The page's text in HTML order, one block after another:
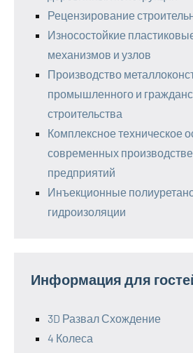
Рецензирование
Износостойкие
механизмов и узлов
Производство
промышленного и
строительства
Комплексное техническое
современных
предприятий
Инъекционные
гидроизоляции
Информация для
3D Развал Схождение
4 Колеса